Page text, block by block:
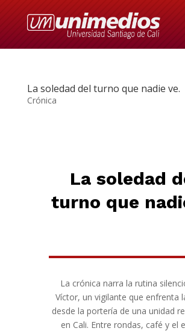
La soledad del turno que nadie ve.
Crónica
La soledad
turno que
La crónica narra la rutina
Víctor, un vigilante que enfrenta
desde la portería de una unidad
en Cali. Entre rondas, café y el